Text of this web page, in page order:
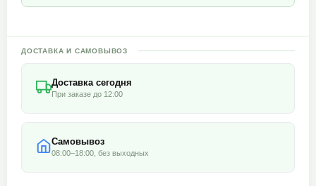
ДОСТАВКА И САМОВЫВОЗ
Доставка сегодня
При заказе до 12:00
Самовывоз
08:00–18:00, без выходных